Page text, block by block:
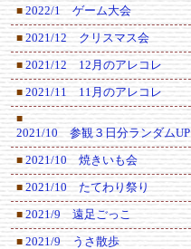
■ 2022/1 ゲーム大会
■ 2021/12 クリスマス会
■ 2021/12 12月のアレコレ
■ 2021/11 11月のアレコレ
■
2021/10 参観３日分ランダムUP
■ 2021/10 焼きいも会
■ 2021/10 たてわり祭り
■ 2021/9 遠足ごっこ
■ 2021/9 うさ散歩